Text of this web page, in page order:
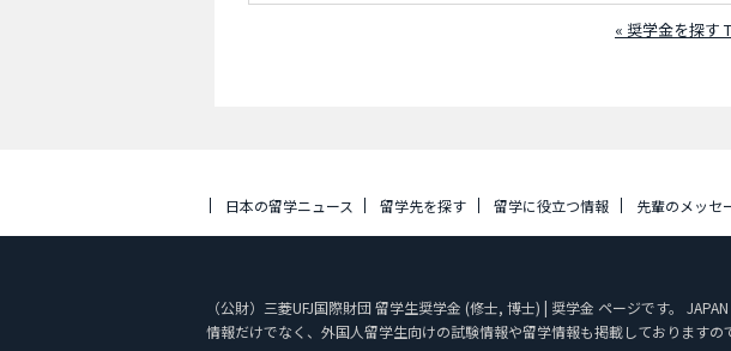
« 奨学金を探す
日本の留学ニュース 留学先を探す 留学に役立つ情報 先輩のメッセ
（公財）三菱UFJ国際財団 留学生奨学金 (修士, 博士) | 奨学金 ページです。
情報だけでなく、外国人留学生向けの試験情報や留学情報も掲載しておりますの